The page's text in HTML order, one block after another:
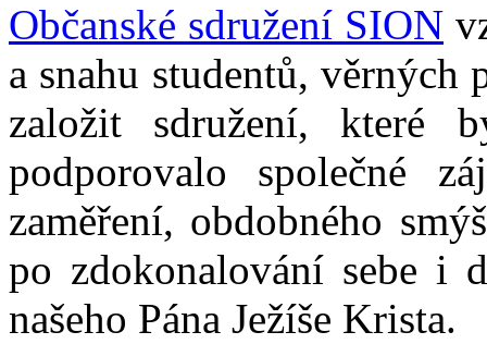
Občanské sdružení SION
a snahu studentů, věrných
založit sdružení, které
podporovalo společné
zaměření, obdobného
po zdokonalování sebe i
našeho Pána Ježíše Krista.